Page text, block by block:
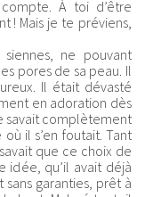
À toi d’être
! Mais je te préviens,
ne pouvant
pores de sa peau. Il
Il était dévasté
en adoration dès
savait complètement
il s’en foutait. Tant
que ce choix de
idée, qu’il avait déjà
garanties, prêt à